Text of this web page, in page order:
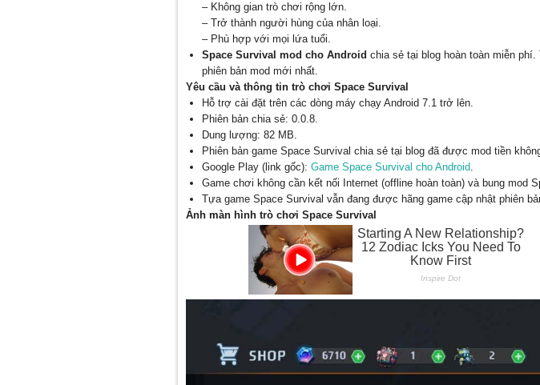
– Không gian trò chơi rộng lớn.
– Trở thành người hùng của nhân loại.
– Phù hợp với mọi lứa tuổi.
Space Survival mod cho Android chia sẻ tại blog hoàn toàn miễn
phiên bản mod mới nhất.
Yêu cầu và thông tin trò chơi Space Survival
Hỗ trợ cài đặt trên các dòng máy chạy Android 7.1 trở lên.
Phiên bản chia sẻ: 0.0.8.
Dung lượng: 82 MB.
Phiên bản game Space Survival chia sẻ tại blog đã được mod tiền
Google Play (link gốc): Game Space Survival cho Android.
Game chơi không cần kết nối Internet (offline hoàn toàn) và bung mod
Tựa game Space Survival vẫn đang được hãng game cập nhật phiên
Ảnh màn hình trò chơi Space Survival